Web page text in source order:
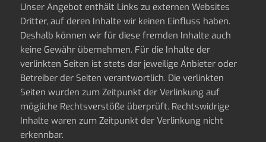
Unser Angebot enthält Links zu externen Websites
Dritter, auf deren Inhalte wir keinen Einfluss haben.
Deshalb können wir für diese fremden Inhalte auch
keine Gewähr übernehmen. Für die Inhalte der
verlinkten Seiten ist stets der jeweilige Anbieter oder
Betreiber der Seiten verantwortlich. Die verlinkten
Seiten wurden zum Zeitpunkt der Verlinkung auf
mögliche Rechtsverstöße überprüft. Rechtswidrige
Inhalte waren zum Zeitpunkt der Verlinkung nicht
erkennbar.